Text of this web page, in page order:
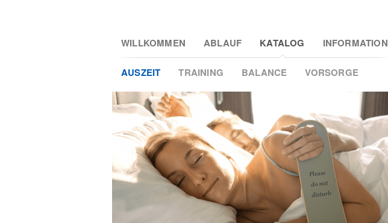
WILLKOMMEN ABLAUF KATALOG
AUSZEIT TRAINING BALANCE VORSORGE
INFORMATION
2
3